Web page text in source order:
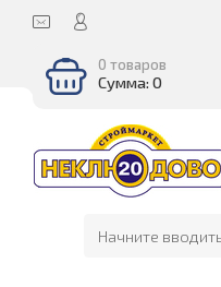
0 товаров
Сумма: 0